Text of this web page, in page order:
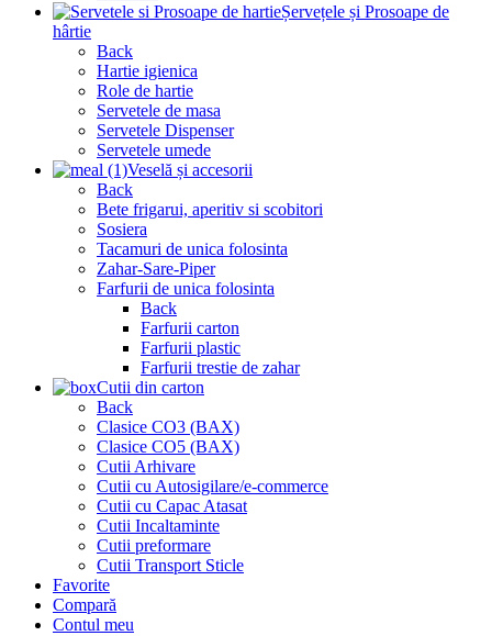
Șervețele și Prosoape de
hârtie
Back
Hartie igienica
Role de hartie
Servetele de masa
Servetele Dispenser
Servetele umede
Veselă și accesorii
Back
Bete frigarui, aperitiv si scobitori
Sosiera
Tacamuri de unica folosinta
Zahar-Sare-Piper
Farfurii de unica folosinta
Back
Farfurii carton
Farfurii plastic
Farfurii trestie de zahar
Cutii din carton
Back
Clasice CO3 (BAX)
Clasice CO5 (BAX)
Cutii Arhivare
Cutii cu Autosigilare/e-commerce
Cutii cu Capac Atasat
Cutii Incaltaminte
Cutii preformare
Cutii Transport Sticle
Favorite
Compară
Contul meu